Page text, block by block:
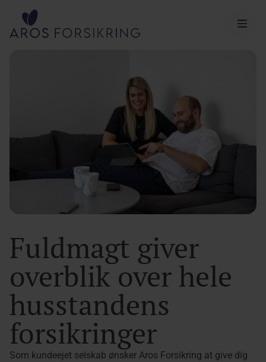
Aros Forsikring
Fuldmagt giver
overblik over hele
husstandens
forsikringer
Som kundeejet selskab ønsker Aros Forsikring at give dig